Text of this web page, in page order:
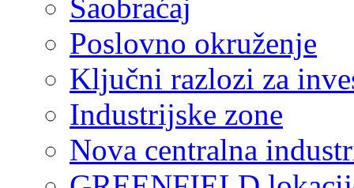
Saobraćaj
Poslovno okruženje
Ključni razlozi za
Industrijske zone
Nova centralna